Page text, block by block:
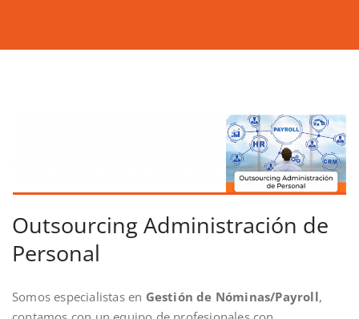
Outsourcing Administración de
Personal
Somos especialistas en Gestión de Nóminas/Payroll,